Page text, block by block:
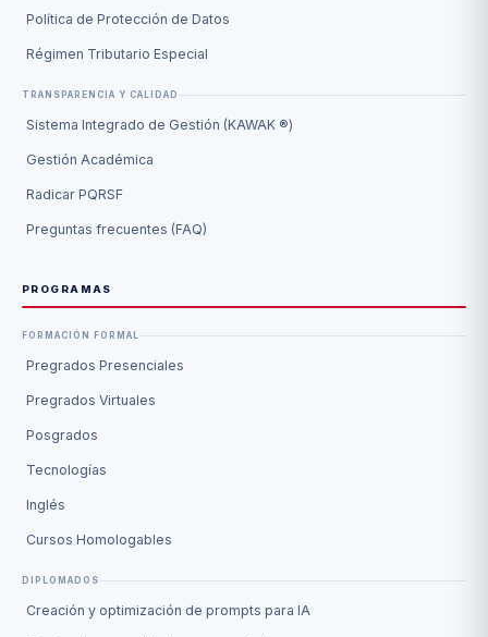
Política de Protección de Datos
Régimen Tributario Especial
TRANSPARENCIA Y CALIDAD
Sistema Integrado de Gestión (KAWAK ®)
Gestión Académica
Radicar PQRSF
Preguntas frecuentes (FAQ)
PROGRAMAS
FORMACIÓN FORMAL
Pregrados Presenciales
Pregrados Virtuales
Posgrados
Tecnologías
Inglés
Cursos Homologables
DIPLOMADOS
Creación y optimización de prompts para IA